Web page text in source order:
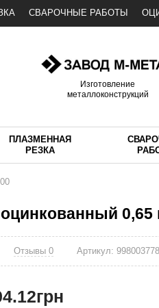
СВАРОЧНЫЕ РАБОТЫ
Изготовление
металлоконструкций
ПЛАЗМЕННАЯ
РЕЗКА
0,65
Отзывы 0 Артикул:998003778
грн